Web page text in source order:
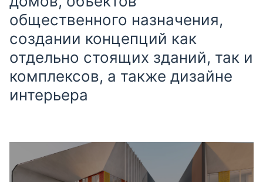
общественного назначения,
создании концепций как
отдельно стоящих зданий, так и
комплексов, а также дизайне
интерьера